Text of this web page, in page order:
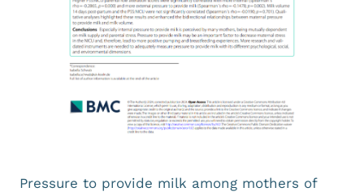
Pressure to provide milk among mothers of